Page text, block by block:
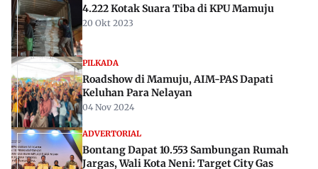
4.222 Kotak Suara Tiba di KPU Mamuju
20 Okt 2023
PILKADA
Roadshow di Mamuju, AIM-PAS Dapati
Keluhan Para Nelayan
04 Nov 2024
ADVERTORIAL
Bontang Dapat 10.553 Sambungan Rumah
Jargas, Wali Kota Neni: Target City Gas